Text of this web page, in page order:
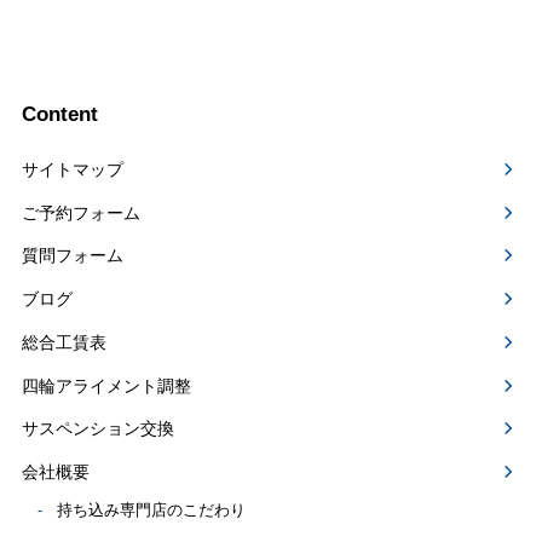
Content
サイトマップ
ご予約フォーム
質問フォーム
ブログ
総合工賃表
四輪アライメント調整
サスペンション交換
会社概要
持ち込み専門店のこだわり